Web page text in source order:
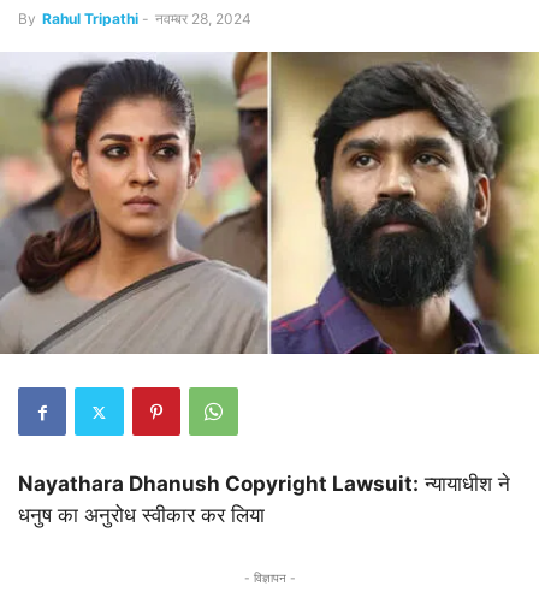
By Rahul Tripathi - नवम्बर 28, 2024
Nayathara Dhanush Copyright Lawsuit: न्यायाधीश ने
धनुष का अनुरोध स्वीकार कर लिया
- विज्ञापन -